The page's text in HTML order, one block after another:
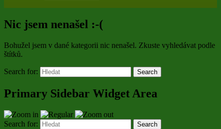
Nic jsem nenašel :-(
Bohužel jsem v dané kategorii nic nenašel. Zkuste vyhledávat podle
štítků.
Search for: Search
Primary Sidebar Widget Area
Search for: Search